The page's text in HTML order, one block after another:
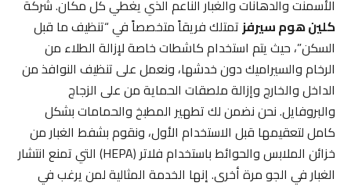
الأسمنت والدهانات والغبار الناعم الذي يغطي كل مكان. شركة
كلين هوم سيرفزتمتلك فريقاً متخصصاً في “تنظيف ما قبل
السكن”، حيث يتم استخدام كاشطات خاصة لإزالة الطلاء من
الرخام والسيراميك دون خدشها، ونعمل على تنظيف النوافذ من
الداخل والخارج وإزالة ملصقات الحماية من على الزجاج
والبروفايل. نحن نضمن لك تطهير المطبخ والحمامات بشكل
كامل لتعقيمها قبل الاستخدام الأول، ونقوم بشفط الغبار من
خزائن الملابس والحوائط باستخدام فلاتر (HEPA) التي تمنع انتشار
الغبار في الجو مرة أخرى. إنها الخدمة المثالية لمن يرغب في